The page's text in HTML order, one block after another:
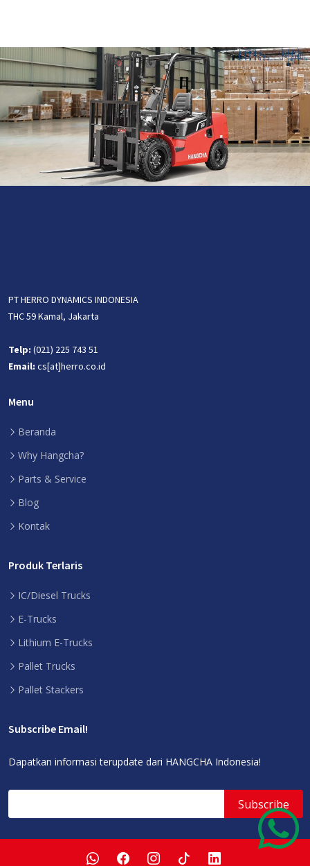
PT HERRO DYNAMICS INDONESIA
THC 59 Kamal, Jakarta
Telp: (021) 225 743 51
Email: cs[at]herro.co.id
Menu
Beranda
Why Hangcha?
Parts & Service
Blog
Kontak
Produk Terlaris
IC/Diesel Trucks
E-Trucks
Lithium E-Trucks
Pallet Trucks
Pallet Stackers
Subscribe Email!
Dapatkan informasi terupdate dari HANGCHA Indonesia!